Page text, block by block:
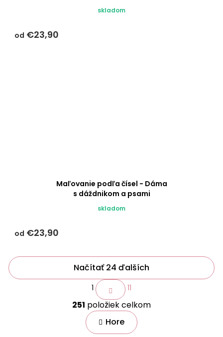
skladom
od €23,90
Maľovanie podľa čísel - Dáma
s dáždnikom a psami
skladom
od €23,90
O
v
l
á
Načítať 24 ďalších
S
t
r
á
k
o
1 11
251 položiek celkom
Hore